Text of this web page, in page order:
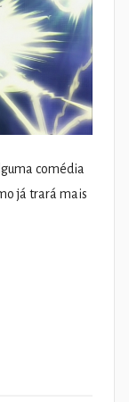
comédia
já trará mais